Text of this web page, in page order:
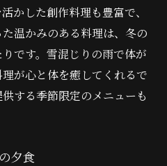
かした創作料理も豊富で、
温かみのある料理は、冬の
です。雪混じりの雨で体が
が心と体を癒してくれるで
する季節限定のメニューも
夕食